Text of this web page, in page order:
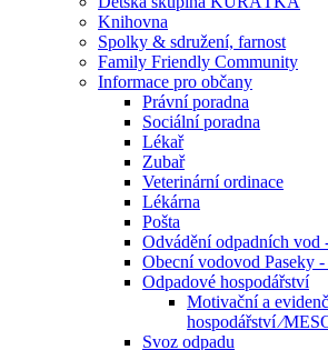
Knihovna
Spolky & sdružení, farnost
Family Friendly Community
Informace pro občany
Právní poradna
Sociální poradna
Lékař
Zubař
Veterinární ordinace
Lékárna
Pošta
Odvádění odpadních vod
Obecní vodovod Paseky
Odpadové hospodářství
Motivační a
hospodářství
Svoz odpadu